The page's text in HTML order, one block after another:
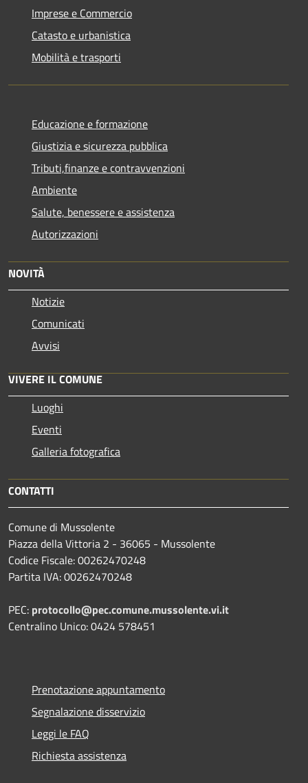
Imprese e Commercio
Catasto e urbanistica
Mobilità e trasporti
Educazione e formazione
Giustizia e sicurezza pubblica
Tributi,finanze e contravvenzioni
Ambiente
Salute, benessere e assistenza
Autorizzazioni
NOVITÀ
Notizie
Comunicati
Avvisi
VIVERE IL COMUNE
Luoghi
Eventi
Galleria fotografica
CONTATTI
Comune di Mussolente
Piazza della Vittoria 2 - 36065 - Mussolente
Codice Fiscale: 00262470248
Partita IVA: 00262470248
PEC: protocollo@pec.comune.mussolente.vi.it
Centralino Unico: 0424 578451
Prenotazione appuntamento
Segnalazione disservizio
Leggi le FAQ
Richiesta assistenza